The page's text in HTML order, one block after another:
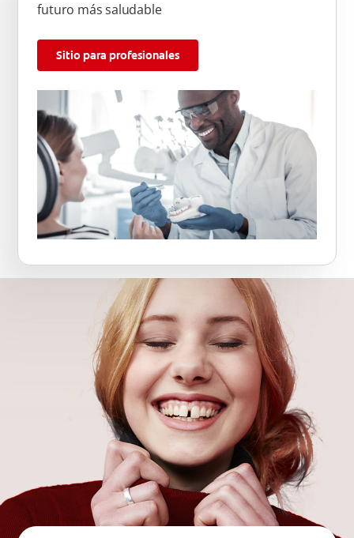
futuro más saludable
Sitio para profesionales